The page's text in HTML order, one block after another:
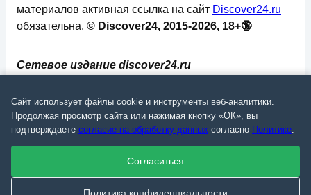
✅ 📄 💬 🔐 📝 ⚙️
Сетевое издание discover24.ru
надзору в сфере связи, информационных
технологий и массовых коммуникаций
(Роскомнадзор). Регистрационный номер: ЭЛ №
ФС 77 - 73793.
материалов активная ссылка на сайт Discover24.ru
обязательна. © Discover24, 2015-2026, 18+🔞
Сайт использует файлы cookie и инструменты веб-аналитики.
Продолжая просмотр сайта или нажимая кнопку «ОК», вы
подтверждаете согласие на обработку данных согласно Политике.
Согласиться